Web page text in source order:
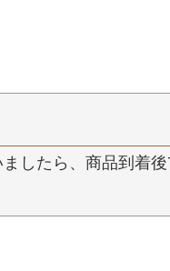
したら、商品到着